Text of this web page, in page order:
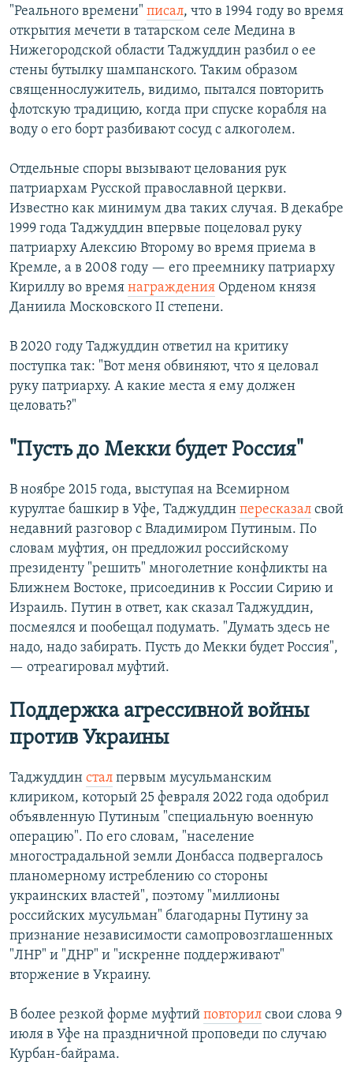
"Реального времени" писал, что в 1994 году во время
открытия мечети в татарском селе Медина в
Нижегородской области Таджуддин разбил о ее
стены бутылку шампанского. Таким образом
священнослужитель, видимо, пытался повторить
флотскую традицию, когда при спуске корабля на
воду о его борт разбивают сосуд с алкоголем.
Отдельные споры вызывают целования рук
патриархам Русской православной церкви.
Известно как минимум два таких случая. В декабре
1999 года Таджуддин впервые поцеловал руку
патриарху Алексию Второму во время приема в
Кремле, а в 2008 году — его преемнику патриарху
Кириллу во время награждения Орденом князя
Даниила Московского II степени.
В 2020 году Таджуддин ответил на критику
поступка так: "Вот меня обвиняют, что я целовал
руку патриарху. А какие места я ему должен
целовать?"
"Пусть до Мекки будет Россия"
В ноябре 2015 года, выступая на Всемирном
курултае башкир в Уфе, Таджуддин пересказал свой
недавний разговор с Владимиром Путиным. По
словам муфтия, он предложил российскому
президенту "решить" многолетние конфликты на
Ближнем Востоке, присоединив к России Сирию и
Израиль. Путин в ответ, как сказал Таджуддин,
посмеялся и пообещал подумать. "Думать здесь не
надо, надо забирать. Пусть до Мекки будет Россия",
— отреагировал муфтий.
Поддержка агрессивной войны
против Украины
Таджуддин стал первым мусульманским
клириком, который 25 февраля 2022 года одобрил
объявленную Путиным "специальную военную
операцию". По его словам, "население
многострадальной земли Донбасса подвергалось
планомерному истреблению со стороны
украинских властей", поэтому "миллионы
российских мусульман" благодарны Путину за
признание независимости самопровозглашенных
"ЛНР" и "ДНР" и "искренне поддерживают"
вторжение в Украину.
В более резкой форме муфтий повторил свои слова 9
июля в Уфе на праздничной проповеди по случаю
Курбан-байрама.